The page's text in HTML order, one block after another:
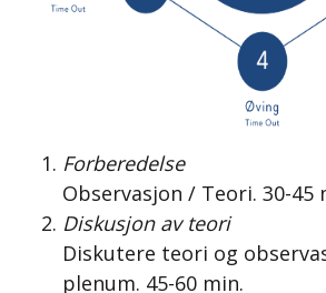
Forberedelse
Observasjon / Teori. 30-45
Diskusjon av teori
Diskutere teori og
plenum. 45-60 min.